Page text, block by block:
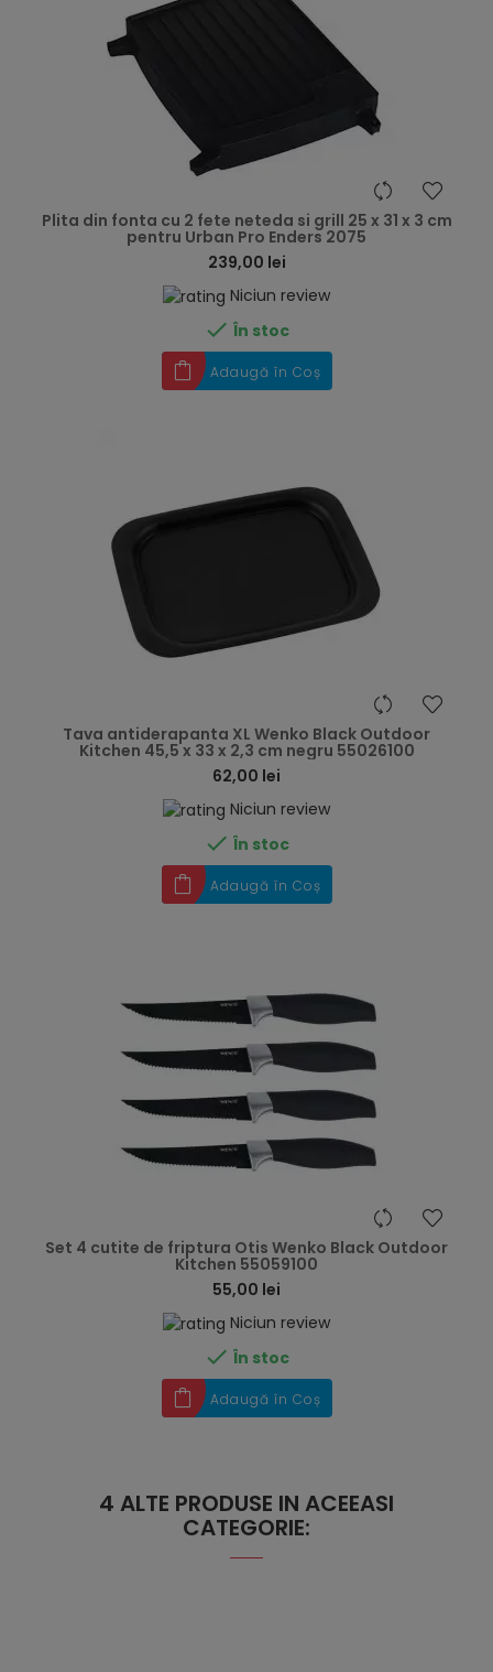
Plita din fonta cu 2 fete neteda si grill 25 x 31 x 3 cm
pentru Urban Pro Enders 2075
239,00 lei
Niciun review
 În stoc
Adaugă în Coș
Tava antiderapanta XL Wenko Black Outdoor
Kitchen 45,5 x 33 x 2,3 cm negru 55026100
62,00 lei
Niciun review
 În stoc
Adaugă în Coș
Set 4 cutite de friptura Otis Wenko Black Outdoor
Kitchen 55059100
55,00 lei
Niciun review
 În stoc
Adaugă în Coș
4 ALTE PRODUSE IN ACEEASI
CATEGORIE: